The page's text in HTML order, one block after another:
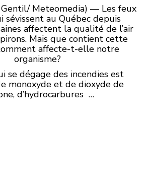
Gentil/ Meteomedia) — Les feux
sévissent au Québec depuis
affectent la qualité de l’air
Mais que contient cette
affecte-t-elle notre
organisme?
se dégage des incendies est
monoxyde et de dioxyde de
d’hydrocarbures …